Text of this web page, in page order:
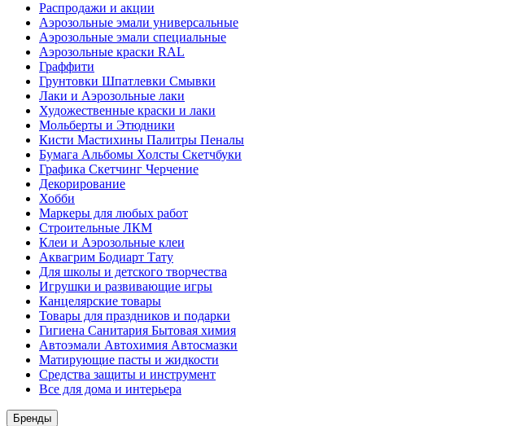
Распродажи и акции
Аэрозольные эмали универсальные
Аэрозольные эмали специальные
Аэрозольные краски RAL
Граффити
Грунтовки Шпатлевки Смывки
Лаки и Аэрозольные лаки
Художественные краски и лаки
Мольберты и Этюдники
Кисти Мастихины Палитры Пеналы
Бумага Альбомы Холсты Скетчбуки
Графика Скетчинг Черчение
Декорирование
Хобби
Маркеры для любых работ
Строительные ЛКМ
Клеи и Аэрозольные клеи
Аквагрим Бодиарт Тату
Для школы и детского творчества
Игрушки и развивающие игры
Канцелярские товары
Товары для праздников и подарки
Гигиена Санитария Бытовая химия
Автоэмали Автохимия Автосмазки
Матирующие пасты и жидкости
Средства защиты и инструмент
Все для дома и интерьера
Бренды